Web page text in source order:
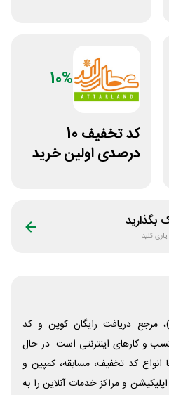
10%
کد تخفیف 10
درصدی اولین خرید
بگذارید
کنید
مرجع دریافت رایگان کوپن و کد
و‌ کارهای اینترنتی است. در حال
کد تخفیف، مسابقه، کمپین و
و مراکز خدمات آنلاین را به